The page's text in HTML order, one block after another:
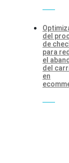
del
de
para
el
del
en